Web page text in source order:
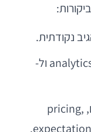
נקודתית.
להצליב בין feedback ציבורי ל-analytics ול-
לסווג ביקורות לבעיות UX, באגים, pricing,